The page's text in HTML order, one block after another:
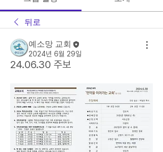
뒤로
예소망 교회
2024년 6월 29일
24.06.30 주보